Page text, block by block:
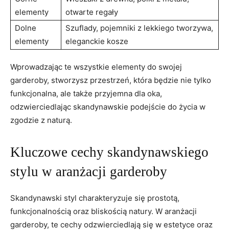
elementy
otwarte regały
Dolne
elementy
Szuflady, pojemniki z lekkiego tworzywa,
eleganckie kosze
Wprowadzając te wszystkie elementy do swojej
garderoby, stworzysz przestrzeń, która będzie nie tylko
funkcjonalna, ale także przyjemna dla oka,
odzwierciedlając skandynawskie podejście do życia w
zgodzie z naturą.
Kluczowe cechy skandynawskiego
stylu w aranżacji garderoby
Skandynawski styl charakteryzuje się prostotą,
funkcjonalnością oraz bliskością natury. W aranżacji
garderoby, te cechy odzwierciedlają się w estetyce oraz